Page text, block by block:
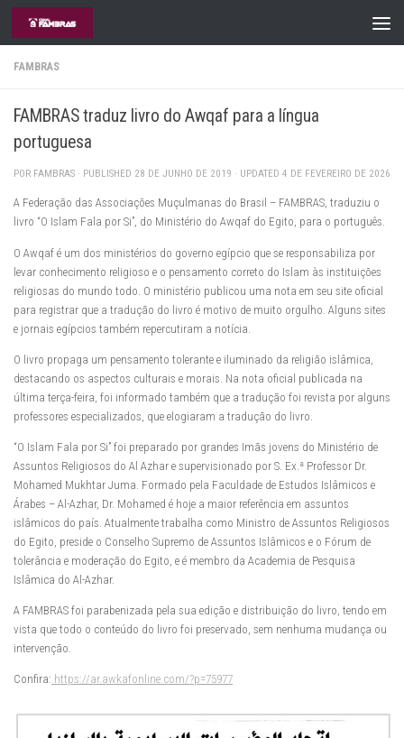
Skip to content
FAMBRAS
FAMBRAS traduz livro do Awqaf para a língua
portuguesa
POR FAMBRAS · PUBLISHED 28 DE JUNHO DE 2019 · UPDATED 4 DE FEVEREIRO DE 2026
A Federação das Associações Muçulmanas do Brasil – FAMBRAS, traduziu o
livro “O Islam Fala por Si”, do Ministério do Awqaf do Egito, para o português.
O Awqaf é um dos ministérios do governo egípcio que se responsabiliza por
levar conhecimento religioso e o pensamento correto do Islam às instituições
religiosas do mundo todo. O ministério publicou uma nota em seu site oficial
para registrar que a tradução do livro é motivo de muito orgulho. Alguns sites
e jornais egípcios também repercutiram a notícia.
O livro propaga um pensamento tolerante e iluminado da religião islâmica,
destacando os aspectos culturais e morais. Na nota oficial publicada na
última terça-feira, foi informado também que a tradução foi revista por alguns
professores especializados, que elogiaram a tradução do livro.
“O Islam Fala por Si” foi preparado por grandes Imãs jovens do Ministério de
Assuntos Religiosos do Al Azhar e supervisionado por S. Ex.ª Professor Dr.
Mohamed Mukhtar Juma. Formado pela Faculdade de Estudos Islâmicos e
Árabes – Al-Azhar, Dr. Mohamed é hoje a maior referência em assuntos
islâmicos do país. Atualmente trabalha como Ministro de Assuntos Religiosos
do Egito, preside o Conselho Supremo de Assuntos Islâmicos e o Fórum de
tolerância e moderação do Egito, e é membro da Academia de Pesquisa
Islâmica do Al-Azhar.
A FAMBRAS foi parabenizada pela sua edição e distribuição do livro, tendo em
vista que todo o conteúdo do livro foi preservado, sem nenhuma mudança ou
intervenção.
Confira: https://ar.awkafonline.com/?p=75977